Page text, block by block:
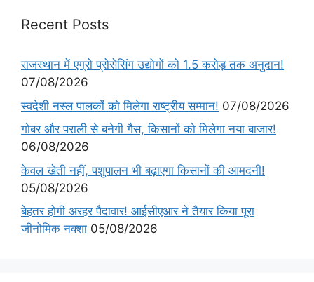
Recent Posts
राजस्थान में एग्रो प्रोसेसिंग उद्योगों को 1.5 करोड़ तक अनुदान!
07/08/2026
स्वदेशी नस्ल पालकों को मिलेगा राष्ट्रीय सम्मान! 07/08/2026
गोबर और पराली से बनेगी गैस, किसानों को मिलेगा नया बाजार!
06/08/2026
केवल खेती नहीं, पशुपालन भी बढ़ाएगा किसानों की आमदनी!
05/08/2026
बेहतर होगी अरहर पैदावार! आईसीएआर ने तैयार किया पूरा
जीनोमिक नक्शा 05/08/2026